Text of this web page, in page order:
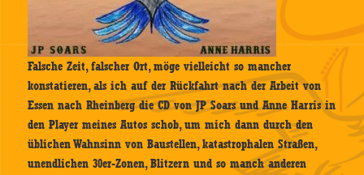
Falsche Zeit, falscher Ort, möge vielleicht so mancher
konstatieren, als ich auf der Rückfahrt nach der Arbeit von
Essen nach Rheinberg die CD von JP Soars und Anne Harris in
den Player meines Autos schob, um mich dann durch den
üblichen Wahnsinn von Baustellen, katastrophalen Straßen,
unendlichen 30er-Zonen, Blitzern und so manch anderen